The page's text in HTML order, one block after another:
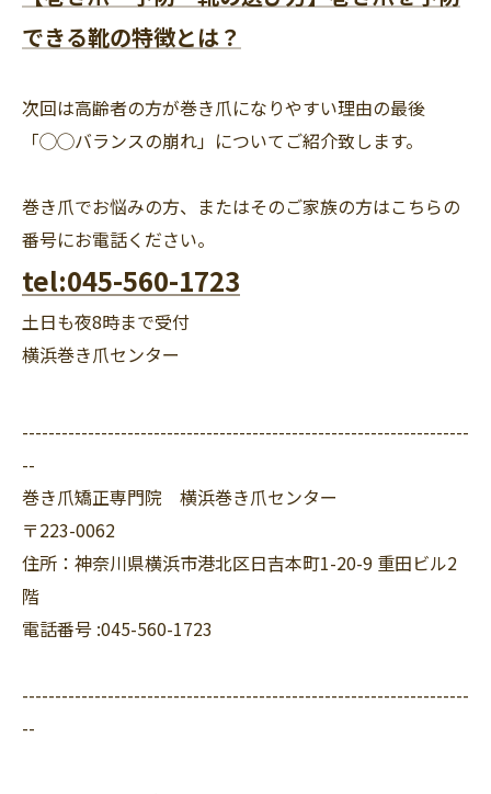
できる靴の特徴とは？
次回は高齢者の方が巻き爪になりやすい理由の最後
「◯◯バランスの崩れ」についてご紹介致します。
巻き爪でお悩みの方、またはそのご家族の方はこちらの
番号にお電話ください。
tel:045-560-1723
土日も夜8時まで受付
横浜巻き爪センター
--------------------------------------------------------------------
--
巻き爪矯正専門院 横浜巻き爪センター
〒223-0062
住所：神奈川県横浜市港北区日吉本町1-20-9 重田ビル2
階
電話番号 :045-560-1723
--------------------------------------------------------------------
--